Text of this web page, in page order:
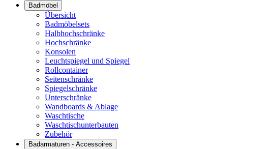
Badmöbel
Übersicht
Badmöbelsets
Halbhochschränke
Hochschränke
Konsolen
Leuchtspiegel und Spiegel
Rollcontainer
Seitenschränke
Spiegelschränke
Unterschränke
Wandboards & Ablage
Waschtische
Waschtischunterbauten
Zubehör
Badarmaturen - Accessoires